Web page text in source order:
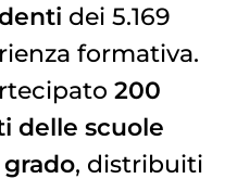
dei 5.169
formativa.
200
delle scuole
, distribuiti